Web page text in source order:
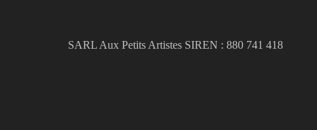
SARL Aux Petits Artistes SIREN : 880 741 418